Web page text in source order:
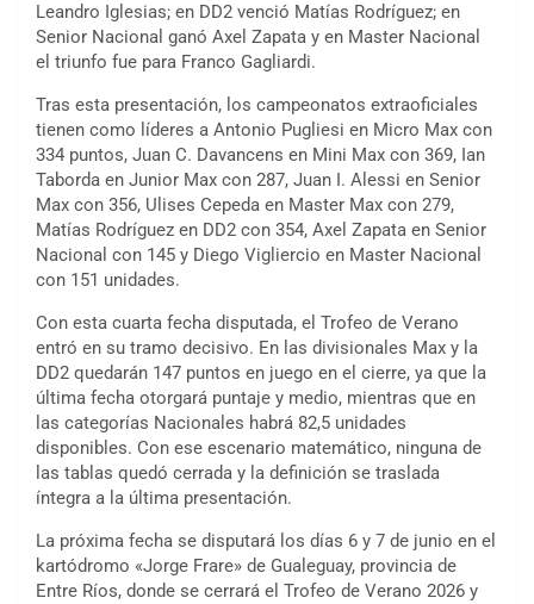
Leandro Iglesias; en DD2 venció Matías Rodríguez; en
Senior Nacional ganó Axel Zapata y en Master Nacional
el triunfo fue para Franco Gagliardi.
Tras esta presentación, los campeonatos extraoficiales
tienen como líderes a Antonio Pugliesi en Micro Max con
334 puntos, Juan C. Davancens en Mini Max con 369, Ian
Taborda en Junior Max con 287, Juan I. Alessi en Senior
Max con 356, Ulises Cepeda en Master Max con 279,
Matías Rodríguez en DD2 con 354, Axel Zapata en Senior
Nacional con 145 y Diego Vigliercio en Master Nacional
con 151 unidades.
Con esta cuarta fecha disputada, el Trofeo de Verano
entró en su tramo decisivo. En las divisionales Max y la
DD2 quedarán 147 puntos en juego en el cierre, ya que la
última fecha otorgará puntaje y medio, mientras que en
las categorías Nacionales habrá 82,5 unidades
disponibles. Con ese escenario matemático, ninguna de
las tablas quedó cerrada y la definición se traslada
íntegra a la última presentación.
La próxima fecha se disputará los días 6 y 7 de junio en el
kartódromo «Jorge Frare» de Gualeguay, provincia de
Entre Ríos, donde se cerrará el Trofeo de Verano 2026 y